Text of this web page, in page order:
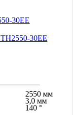
30ЕЕ
2550 мм
3,0 мм
140 °